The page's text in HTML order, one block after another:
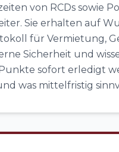
von RCDs sowie
Sie erhalten auf
für Vermietung,
Sicherheit und
sofort erledigt
was mittelfristig